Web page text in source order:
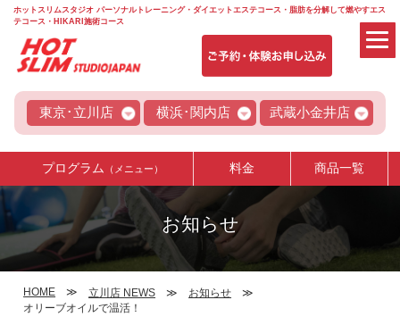
ホットスリムスタジオ パーソナルトレーニング・ダイエットエステコース・脂肪を分解して燃やすエス
テコース・HIKARI施術コース
東京･立川店 横浜･関内店 武蔵小金井店
プログラム （メニュー） 料金 商品一覧
お知らせ
HOME 立川店 NEWS
お知らせ
オリーブオイルで温活！